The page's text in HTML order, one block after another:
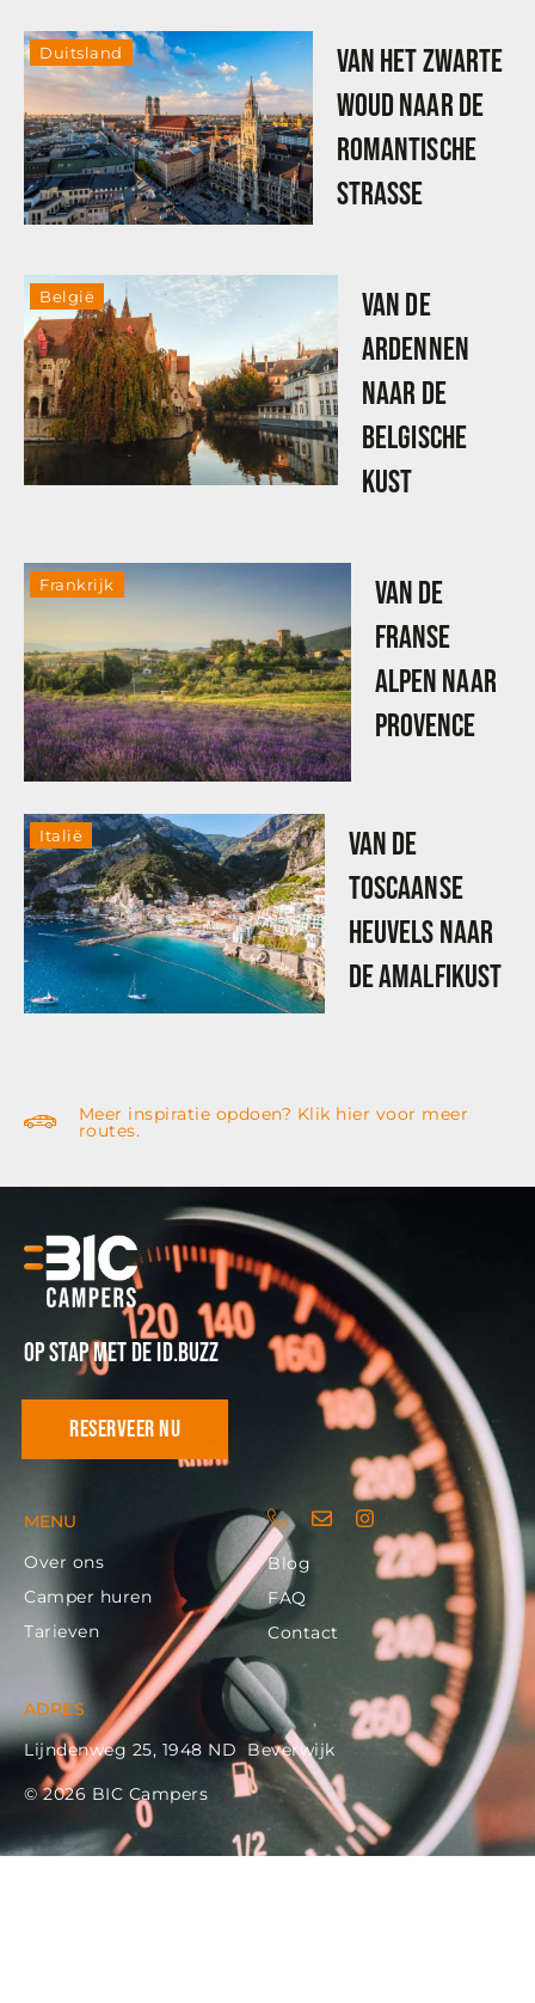
Duitsland
Van het Zwarte
Woud naar de
Romantische
Strasse
België
Van de
Ardennen
naar de
Belgische
Kust
Frankrijk
Van de
Franse
Alpen naar
Provence
Italië
Van de
Toscaanse
heuvels naar
de Amalfikust
Meer inspiratie opdoen? Klik hier voor meer
routes.
Op stap met de ID.Buzz
reserveer nu
MENU
Over ons
Camper huren
Tarieven
Blog
FAQ
Contact
ADRES
Lijndenweg 25, 1948 ND Beverwijk
© 2026 BIC Campers